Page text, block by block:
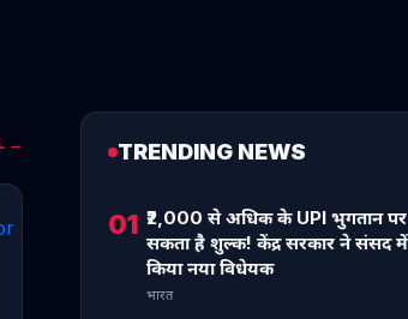
→ TRENDING NEWS
01 ₹2,000 से अधिक के UPI भुगतान
सकता है शुल्क! केंद्र सरकार ने संसद
किया नया विधेयक
भारत